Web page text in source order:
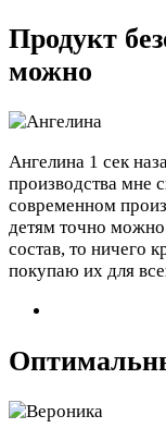
Продукт
можно
Ангелина 1 сек
производства мне
современном
детям точно
состав, то ничего
покупаю их для